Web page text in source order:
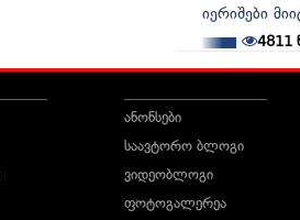
იერიშები
4811
ანონსები
საავტორო ბლოგი
ვიდეობლოგი
ფოტოგალერეა